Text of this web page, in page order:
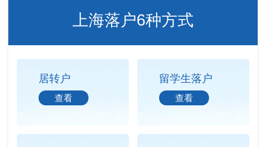
上海落户6种方式
居转户
查看
留学生落户
查看